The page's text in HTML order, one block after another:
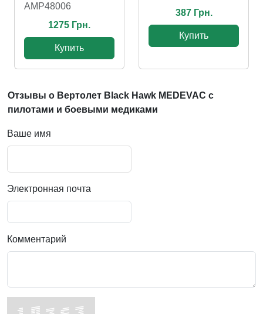
AMP48006
1275 Грн.
Купить
387 Грн.
Купить
Отзывы о Вертолет Black Hawk MEDEVAC с
пилотами и боевыми медиками
Ваше имя
Электронная почта
Комментарий